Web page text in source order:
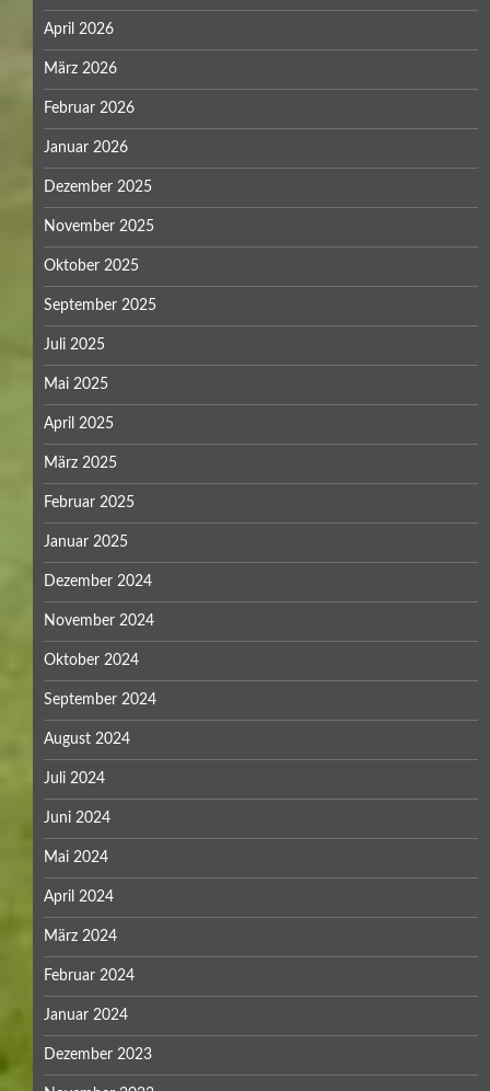
April 2026
März 2026
Februar 2026
Januar 2026
Dezember 2025
November 2025
Oktober 2025
September 2025
Juli 2025
Mai 2025
April 2025
März 2025
Februar 2025
Januar 2025
Dezember 2024
November 2024
Oktober 2024
September 2024
August 2024
Juli 2024
Juni 2024
Mai 2024
April 2024
März 2024
Februar 2024
Januar 2024
Dezember 2023